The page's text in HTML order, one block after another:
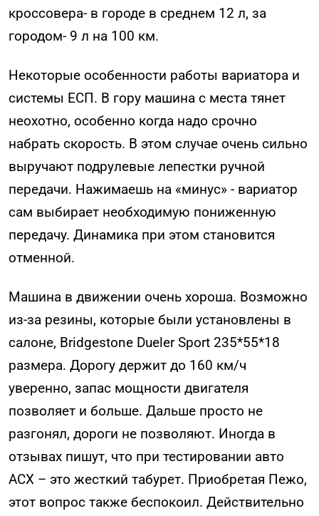
кроссовера- в городе в среднем 12 л, за
городом- 9 л на 100 км.
Некоторые особенности работы вариатора и
системы ЕСП. В гору машина с места тянет
неохотно, особенно когда надо срочно
набрать скорость. В этом случае очень сильно
выручают подрулевые лепестки ручной
передачи. Нажимаешь на «минус» - вариатор
сам выбирает необходимую пониженную
передачу. Динамика при этом становится
отменной.
Машина в движении очень хороша. Возможно
из-за резины, которые были установлены в
салоне, Bridgestone Dueler Sport 235*55*18
размера. Дорогу держит до 160 км/ч
уверенно, запас мощности двигателя
позволяет и больше. Дальше просто не
разгонял, дороги не позволяют. Иногда в
отзывах пишут, что при тестировании авто
АСХ – это жесткий табурет. Приобретая Пежо,
этот вопрос также беспокоил. Действительно